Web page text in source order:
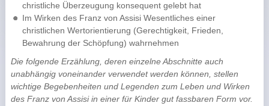
christliche Überzeugung konsequent gelebt hat
Im Wirken des Franz von Assisi Wesentliches einer
christlichen Wertorientierung (Gerechtigkeit, Frieden,
Bewahrung der Schöpfung) wahrnehmen
Die folgende Erzählung, deren einzelne Abschnitte auch
unabhängig voneinander verwendet werden können, stellen
wichtige Begebenheiten und Legenden zum Leben und Wirken
des Franz von Assisi in einer für Kinder gut fassbaren Form vor.